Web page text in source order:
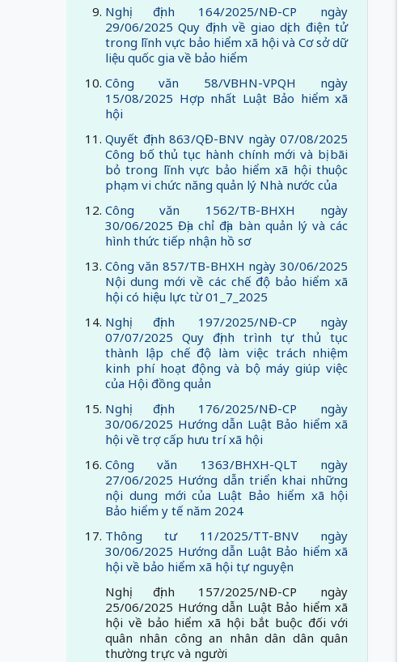
Nghị định 164/2025/NĐ-CP ngày
29/06/2025 Quy định về giao dịch điện tử
trong lĩnh vực bảo hiểm xã hội và Cơ sở dữ
liệu quốc gia về bảo hiểm
Công văn 58/VBHN-VPQH ngày
15/08/2025 Hợp nhất Luật Bảo hiểm xã
hội
Quyết định 863/QĐ-BNV ngày 07/08/2025
Công bố thủ tục hành chính mới và bị bãi
bỏ trong lĩnh vực bảo hiểm xã hội thuộc
phạm vi chức năng quản lý Nhà nước của
Công văn 1562/TB-BHXH ngày
30/06/2025 Địa chỉ địa bàn quản lý và các
hình thức tiếp nhận hồ sơ
Công văn 857/TB-BHXH ngày 30/06/2025
Nội dung mới về các chế độ bảo hiểm xã
hội có hiệu lực từ 01_7_2025
Nghị định 197/2025/NĐ-CP ngày
07/07/2025 Quy định trình tự thủ tục
thành lập chế độ làm việc trách nhiệm
kinh phí hoạt động và bộ máy giúp việc
của Hội đồng quản
Nghị định 176/2025/NĐ-CP ngày
30/06/2025 Hướng dẫn Luật Bảo hiểm xã
hội về trợ cấp hưu trí xã hội
Công văn 1363/BHXH-QLT ngày
27/06/2025 Hướng dẫn triển khai những
nội dung mới của Luật Bảo hiểm xã hội
Bảo hiểm y tế năm 2024
Thông tư 11/2025/TT-BNV ngày
30/06/2025 Hướng dẫn Luật Bảo hiểm xã
hội về bảo hiểm xã hội tự nguyện
Nghị định 157/2025/NĐ-CP ngày
25/06/2025 Hướng dẫn Luật Bảo hiểm xã
hội về bảo hiểm xã hội bắt buộc đối với
quân nhân công an nhân dân dân quân
thường trực và người